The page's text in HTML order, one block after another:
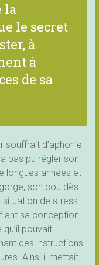
la
le secret
à
à
de sa
souffrait d’aphonie
pas pu régler son
longues années et
son cou dès
situation de stress.
sa conception
pouvait
des instructions
Ainsi il mettait